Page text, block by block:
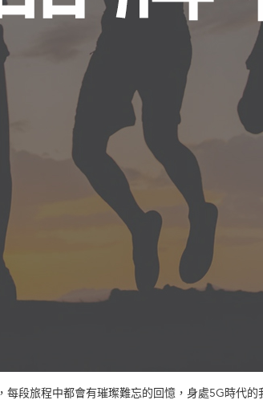
每段旅程中都會有璀璨難忘的回憶，身處5G時代